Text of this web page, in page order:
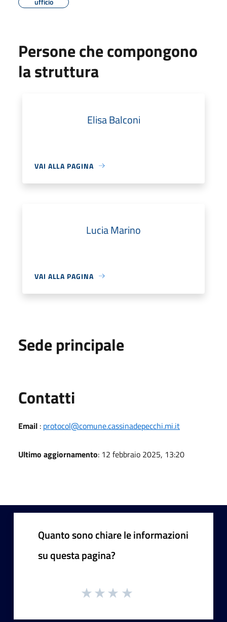
Persone che compongono
la struttura
Elisa Balconi
VAI ALLA PAGINA
Lucia Marino
VAI ALLA PAGINA
Sede principale
Contatti
Email : protocol@comune.cassinadepecchi.mi.it
Ultimo aggiornamento: 12 febbraio 2025, 13:20
Quanto sono chiare le informazioni
su questa pagina?